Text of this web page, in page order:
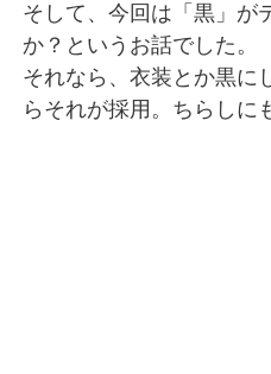
そして、今回は「黒」が
か？というお話でした。
それなら、衣装とか黒に
らそれが採用。ちらしに